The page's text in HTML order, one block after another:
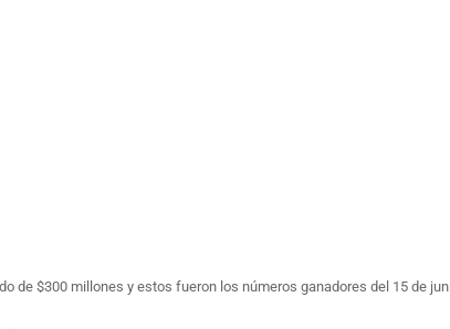
de $300 millones y estos fueron los números ganadores del 15 de